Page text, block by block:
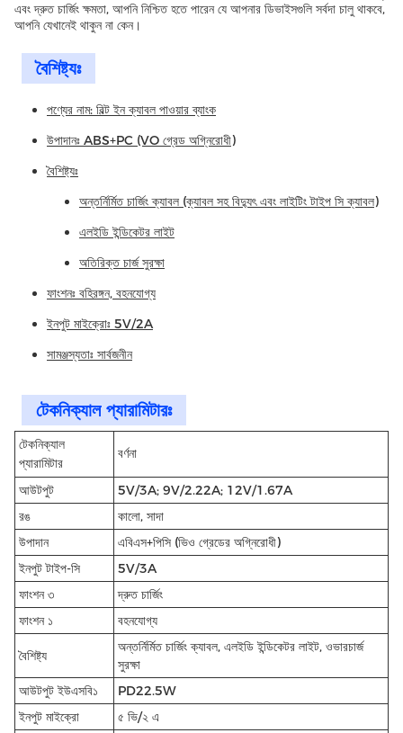
এবং দ্রুত চার্জিং ক্ষমতা, আপনি নিশ্চিত হতে পারেন যে আপনার ডিভাইসগুলি সর্বদা চালু থাকবে,
আপনি যেখানেই থাকুন না কেন।
বৈশিষ্ট্যঃ
পণ্যের নাম: বিল্ট ইন ক্যাবল পাওয়ার ব্যাংক
উপাদানঃ ABS+PC (VO গ্রেড অগ্নিরোধী)
বৈশিষ্ট্যঃ
অন্তর্নির্মিত চার্জিং ক্যাবল (ক্যাবল সহ বিদ্যুৎ এবং লাইটিং টাইপ সি ক্যাবল)
এলইডি ইন্ডিকেটর লাইট
অতিরিক্ত চার্জ সুরক্ষা
ফাংশনঃ বহিরঙ্গন, বহনযোগ্য
ইনপুট মাইক্রোঃ 5V/2A
সামঞ্জস্যতাঃ সার্বজনীন
টেকনিক্যাল প্যারামিটারঃ
টেকনিক্যাল
প্যারামিটার
বর্ণনা
আউটপুট
5V/3A; 9V/2.22A; 12V/1.67A
রঙ
কালো, সাদা
উপাদান
এবিএস+পিসি (ভিও গ্রেডের অগ্নিরোধী)
ইনপুট টাইপ-সি
5V/3A
ফাংশন ৩
দ্রুত চার্জিং
ফাংশন ১
বহনযোগ্য
বৈশিষ্ট্য
অন্তর্নির্মিত চার্জিং ক্যাবল, এলইডি ইন্ডিকেটর লাইট, ওভারচার্জ
সুরক্ষা
আউটপুট ইউএসবি১
PD22.5W
ইনপুট মাইক্রো
৫ ভি/২ এ